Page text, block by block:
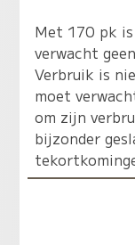
Met 170 pk is
verwacht
Verbruik is
moet
om zijn
bijzonder